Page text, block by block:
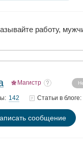
работу,
Магистр
142 Статьи в блоге:
сообщение